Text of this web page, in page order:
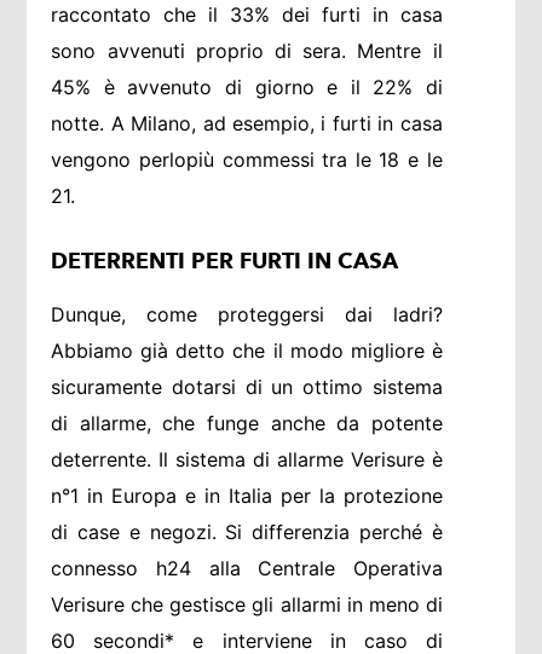
raccontato che il 33% dei furti in casa
sono avvenuti proprio di sera. Mentre il
45% è avvenuto di giorno e il 22% di
notte. A Milano, ad esempio, i furti in casa
vengono perlopiù commessi tra le 18 e le
21.
DETERRENTI PER FURTI IN CASA
Dunque, come proteggersi dai ladri?
Abbiamo già detto che il modo migliore è
sicuramente dotarsi di un ottimo sistema
di allarme, che funge anche da potente
deterrente. Il sistema di allarme Verisure è
n°1 in Europa e in Italia per la protezione
di case e negozi. Si differenzia perché è
connesso h24 alla Centrale Operativa
Verisure che gestisce gli allarmi in meno di
60 secondi* e interviene in caso di